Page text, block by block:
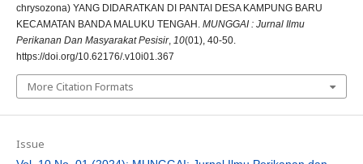
chrysozona) YANG DIDARATKAN DI PANTAI DESA KAMPUNG BARU
KECAMATAN BANDA MALUKU TENGAH. MUNGGAI : Jurnal Ilmu
Perikanan Dan Masyarakat Pesisir, 10(01), 40-50.
https://doi.org/10.62176/.v10i01.367
More Citation Formats
Issue